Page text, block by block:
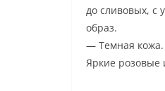
до сливовых, с
образ.
— Темная кожа.
Яркие розовые